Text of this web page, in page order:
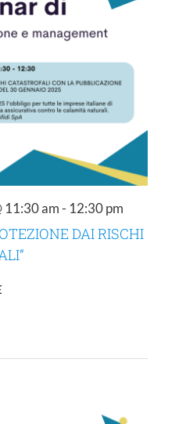
11:30 am - 12:30 pm
DAI RISCHI